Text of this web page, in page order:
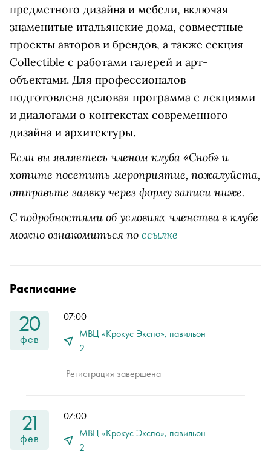
предметного дизайна и мебели, включая
знаменитые итальянские дома, совместные
проекты авторов и брендов, а также секция
Collectible с работами галерей и арт-
объектами. Для профессионалов
подготовлена деловая программа с лекциями
и диалогами о контекстах современного
дизайна и архитектуры.
Если вы являетесь членом клуба «Сноб» и
хотите посетить мероприятие, пожалуйста,
отправьте заявку через форму записи ниже.
С подробностями об условиях членства в клубе
можно ознакомиться по ссылке
Расписание
20
фев
07:00
МВЦ «Крокус Экспо», павильон
2
Регистрация завершена
21
фев
07:00
МВЦ «Крокус Экспо», павильон
2